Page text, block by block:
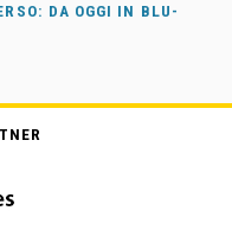
DA OGGI IN BLU-